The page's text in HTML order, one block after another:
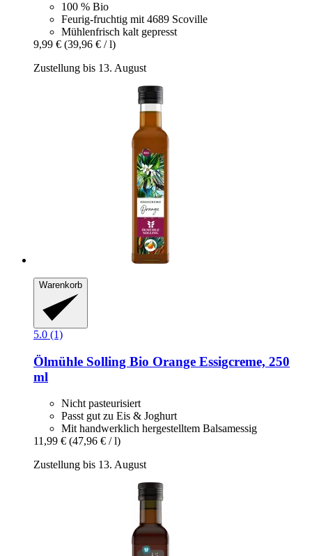
100 % Bio
Feurig-fruchtig mit 4689 Scoville
Mühlenfrisch kalt gepresst
9,99 € (39,96 € / l)
Zustellung bis 13. August
Warenkorb
5.0 (1)
Ölmühle Solling Bio Orange Essigcreme, 250
ml
Nicht pasteurisiert
Passt gut zu Eis & Joghurt
Mit handwerklich hergestelltem Balsamessig
11,99 € (47,96 € / l)
Zustellung bis 13. August